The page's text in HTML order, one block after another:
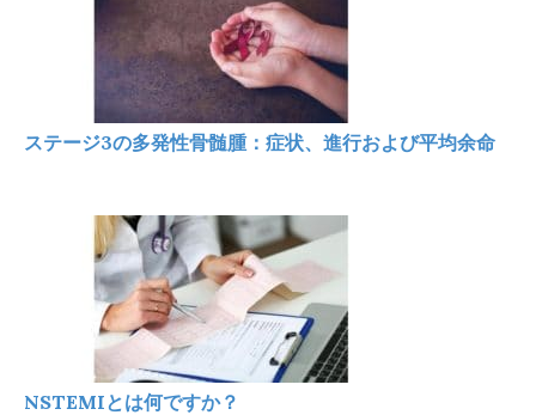
ステージ3の多発性骨髄腫：症状、進行および平均余命
NSTEMIとは何ですか？